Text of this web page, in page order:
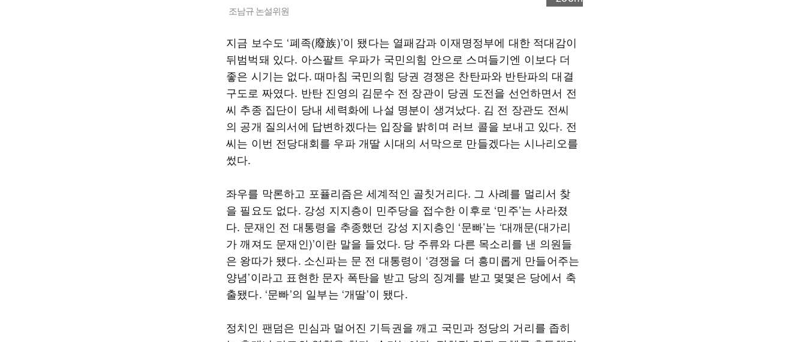
조남규 논설위원
지금 보수도 ‘폐족(廢族)’이 됐다는 열패감과 이재명정부에 대한 적대감이
뒤범벅돼 있다. 아스팔트 우파가 국민의힘 안으로 스며들기엔 이보다 더
좋은 시기는 없다. 때마침 국민의힘 당권 경쟁은 찬탄파와 반탄파의 대결
구도로 짜였다. 반탄 진영의 김문수 전 장관이 당권 도전을 선언하면서 전
씨 추종 집단이 당내 세력화에 나설 명분이 생겨났다. 김 전 장관도 전씨
의 공개 질의서에 답변하겠다는 입장을 밝히며 러브 콜을 보내고 있다. 전
씨는 이번 전당대회를 우파 개딸 시대의 서막으로 만들겠다는 시나리오를
썼다.
좌우를 막론하고 포퓰리즘은 세계적인 골칫거리다. 그 사례를 멀리서 찾
을 필요도 없다. 강성 지지층이 민주당을 접수한 이후로 ‘민주’는 사라졌
다. 문재인 전 대통령을 추종했던 강성 지지층인 ‘문빠’는 ‘대깨문(대가리
가 깨져도 문재인)’이란 말을 들었다. 당 주류와 다른 목소리를 낸 의원들
은 왕따가 됐다. 소신파는 문 전 대통령이 ‘경쟁을 더 흥미롭게 만들어주는
양념’이라고 표현한 문자 폭탄을 받고 당의 징계를 받고 몇몇은 당에서 축
출됐다. ‘문빠’의 일부는 ‘개딸’이 됐다.
정치인 팬덤은 민심과 멀어진 기득권을 깨고 국민과 정당의 거리를 좁히